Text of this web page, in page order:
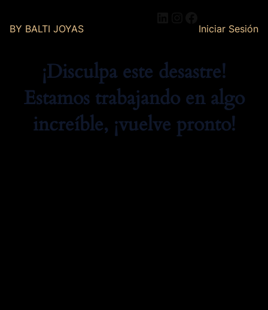
BY BALTI JOYAS Iniciar Sesión
¡Disculpa este desastre!
Estamos trabajando en algo
increíble, ¡vuelve pronto!